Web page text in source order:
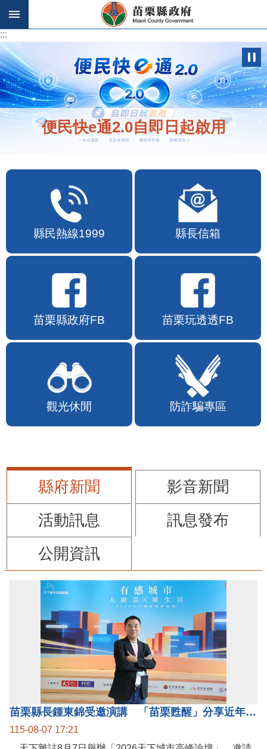
跳到主要內容區塊
:::
:::
歡迎在地店家加入苗栗幣合作行列
縣民熱線1999 縣長信箱
苗栗縣政府FB 苗栗玩透透FB
觀光休閒 防詐騙專區
縣府新聞
影音新聞
活動訊息
訊息發布
公開資訊
115-08-07 17:21
天下雜誌8月7日舉辦「2026天下城市高峰論壇」，邀請